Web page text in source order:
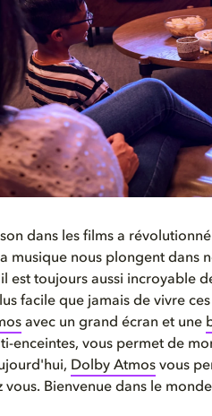
dans les films a
musique nous plongent dans
est toujours aussi incroyable
facile que jamais de vivre
avec un grand écran et une
enceintes, vous permet de
Dolby Atmos vous
vous. Bienvenue dans le